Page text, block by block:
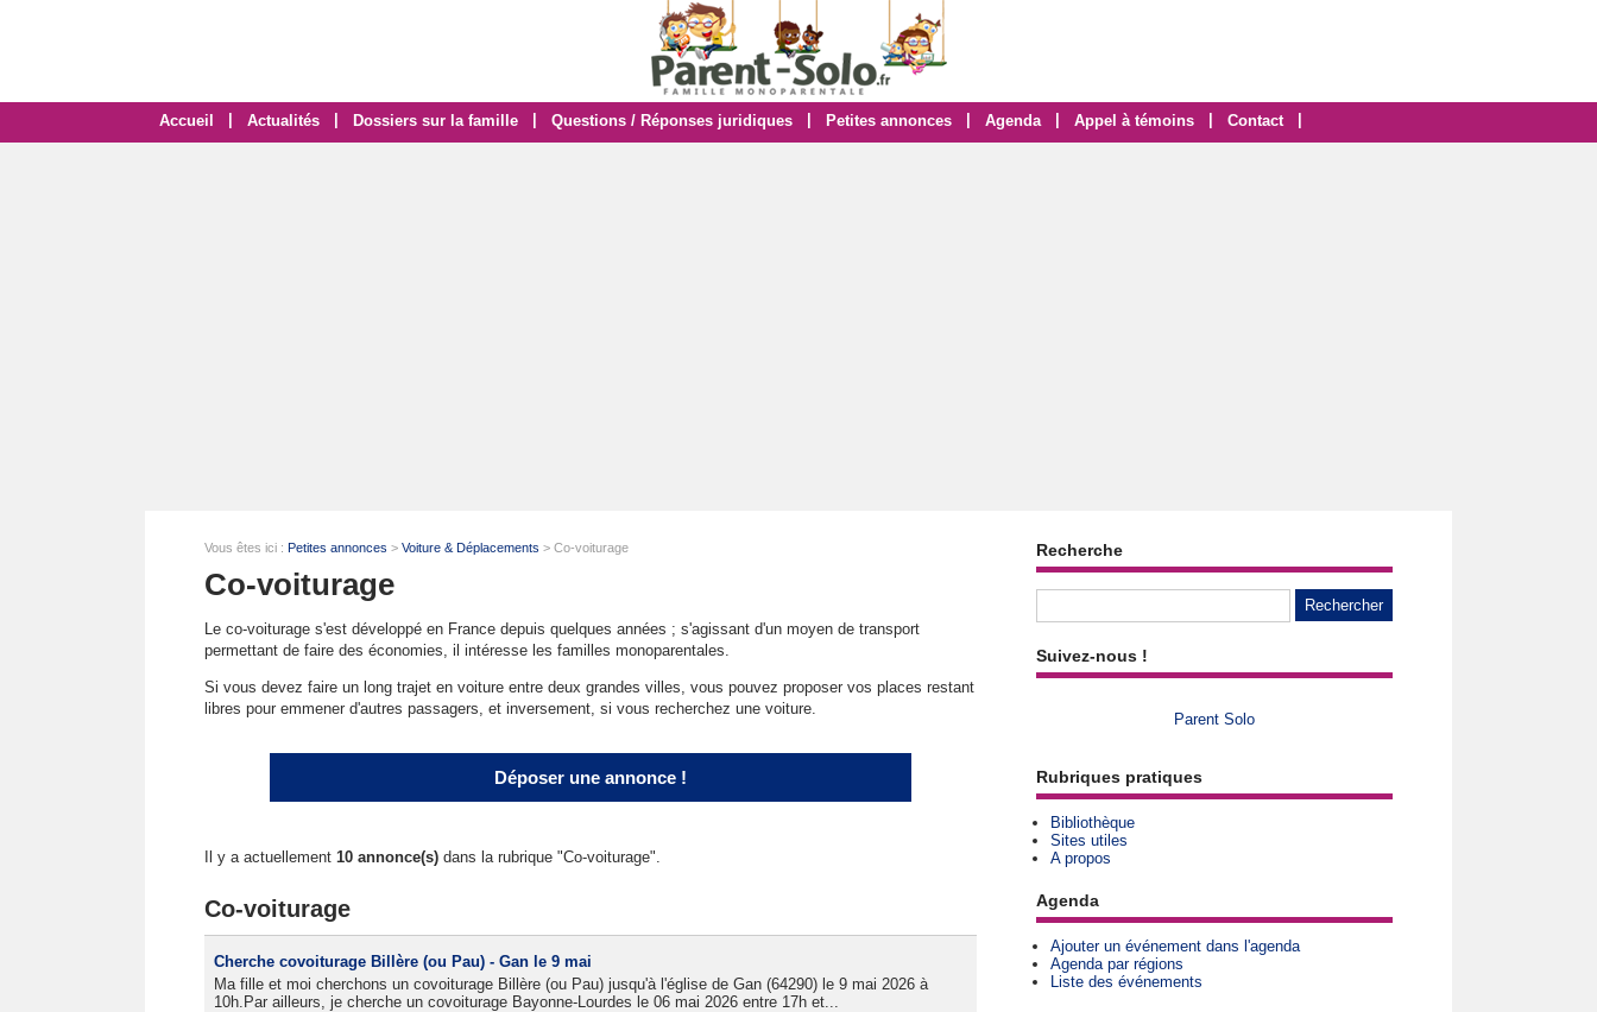
Accueil Actualités Dossiers sur la famille Questions / Réponses juridiques Petites annonces Agenda Appel à témoins Contact
Vous êtes ici : Petites annonces > Voiture & Déplacements > Co-voiturage
Co-voiturage
Le co-voiturage s'est développé en France depuis quelques années ; s'agissant d'un moyen de transport
permettant de faire des économies, il intéresse les familles monoparentales.
Si vous devez faire un long trajet en voiture entre deux grandes villes, vous pouvez proposer vos places restant
libres pour emmener d'autres passagers, et inversement, si vous recherchez une voiture.
Déposer une annonce !
Il y a actuellement 10 annonce(s) dans la rubrique "Co-voiturage".
Co-voiturage
Cherche covoiturage Billère (ou Pau) - Gan le 9 mai
Ma fille et moi cherchons un covoiturage Billère (ou Pau) jusqu'à l'église de Gan (64290) le 9 mai 2026 à
10h.Par ailleurs, je cherche un covoiturage Bayonne-Lourdes le 06 mai 2026 entre 17h et...
Recherche
Suivez-nous !
Parent Solo
Rubriques pratiques
Bibliothèque
Sites utiles
A propos
Agenda
Ajouter un événement dans l'agenda
Agenda par régions
Liste des événements